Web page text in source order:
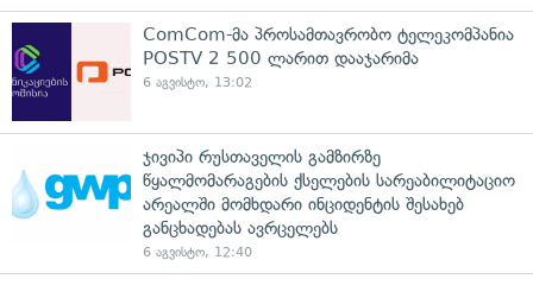
ComCom-მა პროსამთავრობო ტელეკომპანია
POSTV 2 500 ლარით დააჯარიმა
6 აგვისტო, 13:02
ჯივიპი რუსთაველის გამზირზე
წყალმომარაგების ქსელების სარეაბილიტაციო
არეალში მომხდარი ინციდენტის შესახებ
განცხადებას ავრცელებს
6 აგვისტო, 12:40